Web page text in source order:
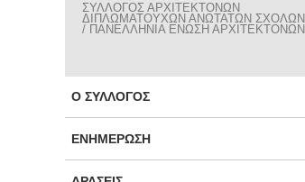
ΣΥΛΛΟΓΟΣ ΑΡΧΙΤΕΚΤΟΝΩΝ
ΔΙΠΛΩΜΑΤΟΥΧΩΝ ΑΝΩΤΑΤΩΝ ΣΧΟΛΩΝ
/ ΠΑΝΕΛΛΗΝΙΑ ΕΝΩΣΗ ΑΡΧΙΤΕΚΤΟΝΩΝ
Ο ΣΎΛΛΟΓΟΣ
ΕΝΗΜΈΡΩΣΗ